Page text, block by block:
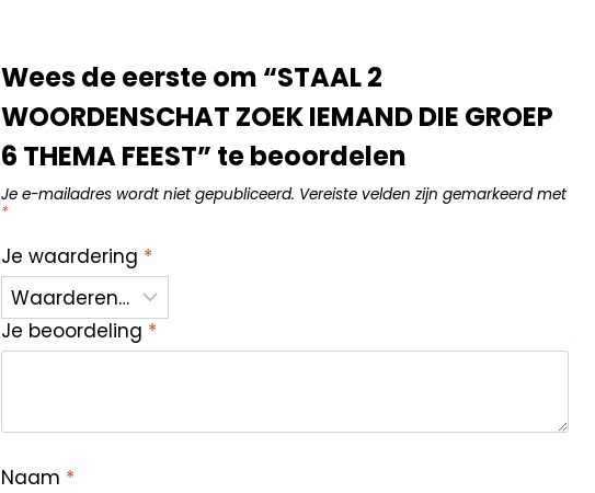
Wees de eerste om “STAAL 2
WOORDENSCHAT ZOEK IEMAND DIE GROEP
6 THEMA FEEST” te beoordelen
Je e-mailadres wordt niet gepubliceerd. Vereiste velden zijn gemarkeerd met
*
Je waardering *
Je beoordeling *
Naam *